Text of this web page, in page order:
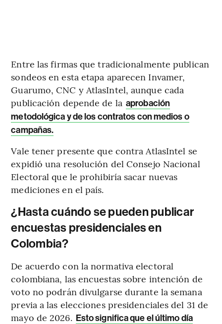
Entre las firmas que tradicionalmente publican
sondeos en esta etapa aparecen Invamer,
Guarumo, CNC y AtlasIntel, aunque cada
publicación depende de la aprobación
metodológica y de los contratos con medios o
campañas.
Vale tener presente que contra AtlasIntel se
expidió una resolución del Consejo Nacional
Electoral que le prohibiría sacar nuevas
mediciones en el país.
¿Hasta cuándo se pueden publicar
encuestas presidenciales en
Colombia?
De acuerdo con la normativa electoral
colombiana, las encuestas sobre intención de
voto no podrán divulgarse durante la semana
previa a las elecciones presidenciales del 31 de
mayo de 2026. Esto significa que el último día